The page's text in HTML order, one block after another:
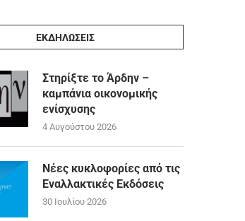
ΕΚΔΗΛΩΣΕΙΣ
Στηρίξτε το Άρδην –
καμπάνια οικονομικής
ενίσχυσης
4 Αυγούστου 2026
Νέες κυκλοφορίες από τις
Εναλλακτικές Εκδόσεις
30 Ιουλίου 2026